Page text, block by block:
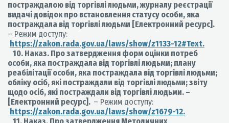
постраждалою від торгівлі людьми, журналу реєстрації
видачі довідок про встановлення статусу особи, яка
постраждала від торгівлі людьми [Електронний ресурс].
– Режим доступу:
https://zakon.rada.gov.ua/laws/show/z1133-12#Text.
10. Наказ. Про затвердження форм оцінки потреб
особи, яка постраждала від торгівлі людьми; плану
реабілітації особи, яка постраждала від торгівлі людьми;
обліку осіб, які постраждали від торгівлі людьми; звіту
щодо осіб, які постраждали від торгівлі людьми. –
[Електронний ресурс]. – Режим доступу:
https://zakon.rada.gov.ua/laws/show/z1679-12.